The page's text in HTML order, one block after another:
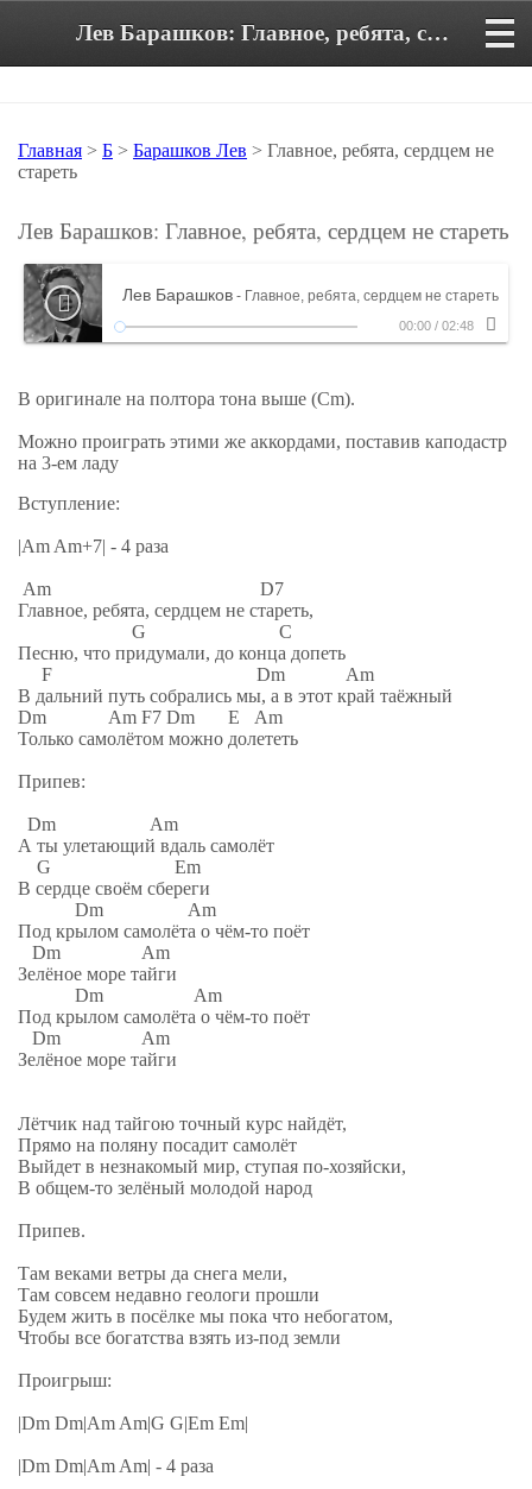
Лев Барашков: Главное, ребята, сердцем не стареть. Аккорды и текст песни
Главная > Б > Барашков Лев > Главное, ребята, сердцем не
стареть
Лев Барашков: Главное, ребята, сердцем не стареть
Лев Барашков - Главное, ребята, сердцем не стареть
00:00 / 02:48
В оригинале на полтора тона выше (Cm).
Можно проиграть этими же аккордами, поставив каподастр
на 3-ем ладу
Вступление:
|Am Am+7| - 4 раза
Am D7
Главное, ребята, сердцем не стареть,
G C
Песню, что придумали, до конца допеть
F Dm Am
В дальний путь собрались мы, а в этот край таёжный
Dm Am F7 Dm E Am
Только самолётом можно долететь
Припев:
Dm Am
А ты улетающий вдаль самолёт
G Em
В сердце своём сбереги
Dm Am
Под крылом самолёта о чём-то поёт
Dm Am
Зелёное море тайги
Dm Am
Под крылом самолёта о чём-то поёт
Dm Am
Зелёное море тайги
Лётчик над тайгою точный курс найдёт,
Прямо на поляну посадит самолёт
Выйдет в незнакомый мир, ступая по-хозяйски,
В общем-то зелёный молодой народ
Припев.
Там веками ветры да снега мели,
Там совсем недавно геологи прошли
Будем жить в посёлке мы пока что небогатом,
Чтобы все богатства взять из-под земли
Проигрыш:
|Dm Dm|Am Am|G G|Em Em|
|Dm Dm|Am Am| - 4 раза